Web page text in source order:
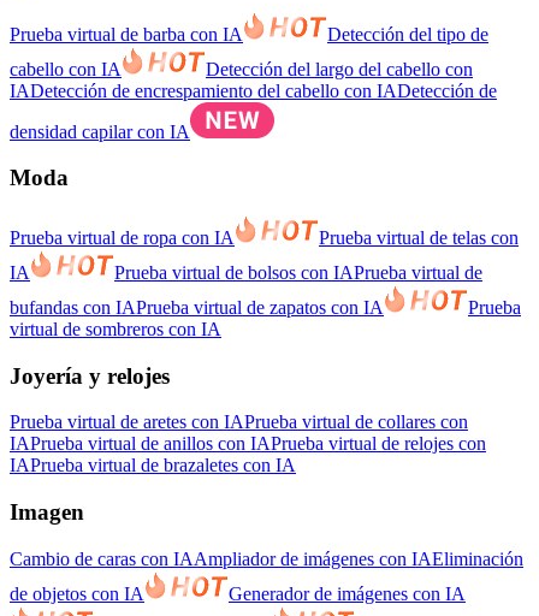
Prueba virtual de barba con IA
Detección del tipo de
cabello con IA
Detección del largo del cabello con
IADetección de encrespamiento del cabello con IADetección de
densidad capilar con IA
Moda
Prueba virtual de ropa con IA
Prueba virtual de telas con
IA
Prueba virtual de bolsos con IAPrueba virtual de
bufandas con IAPrueba virtual de zapatos con IA
Prueba
virtual de sombreros con IA
Joyería y relojes
Prueba virtual de aretes con IAPrueba virtual de collares con
IAPrueba virtual de anillos con IAPrueba virtual de relojes con
IAPrueba virtual de brazaletes con IA
Imagen
Cambio de caras con IAAmpliador de imágenes con IAEliminación
de objetos con IA
Generador de imágenes con IA